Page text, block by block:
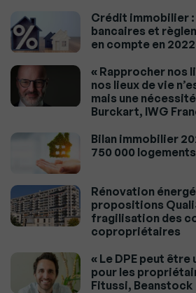
Crédit immobilier
bancaires et
en compte en 2022
« Rapprocher nos
nos lieux de vie
mais une
Burckart, IWG
Bilan immobilier
750 000
Rénovation
propositions
fragilisation des
copropriétaires
« Le DPE peut
pour les
Fitussi, Beanstock